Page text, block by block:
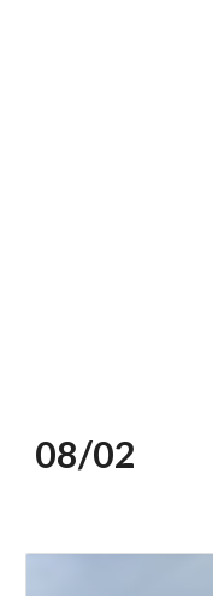
08/02